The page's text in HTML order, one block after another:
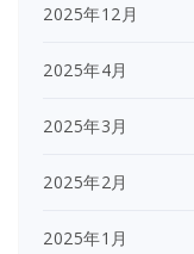
2025年12月
2025年4月
2025年3月
2025年2月
2025年1月